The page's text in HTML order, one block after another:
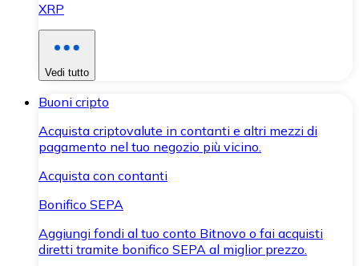
XRP
Vedi tutto
Buoni cripto
Acquista criptovalute in contanti e altri mezzi di
pagamento nel tuo negozio più vicino.
Acquista con contanti
Bonifico SEPA
Aggiungi fondi al tuo conto Bitnovo o fai acquisti
diretti tramite bonifico SEPA al miglior prezzo.